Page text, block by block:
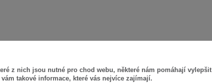
z nich jsou nutné pro chod webu, některé nám pomáhají vylepšit
takové informace, které vás nejvíce zajímají.